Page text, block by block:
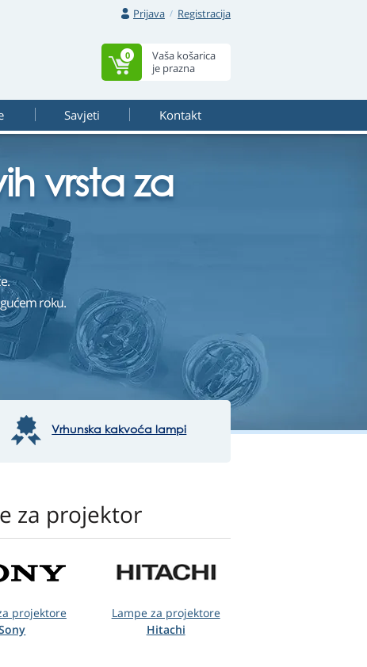
Prijava Registracija
Vaša košarica
je prazna
0
Savjeti Kontakt
vrsta za
roku.
Vrhunska kakvoća lampi
za projektor
projektore
Lampe za projektore
Hitachi